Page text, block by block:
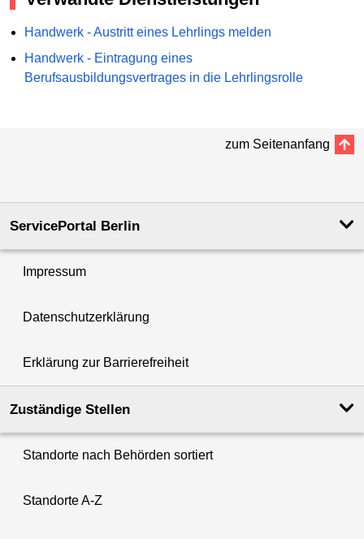
Handwerk - Austritt eines Lehrlings melden
Handwerk - Eintragung eines
Berufsausbildungsvertrages in die Lehrlingsrolle
zum Seitenanfang
ServicePortal Berlin
Impressum
Datenschutzerklärung
Erklärung zur Barrierefreiheit
Zuständige Stellen
Standorte nach Behörden sortiert
Standorte A-Z